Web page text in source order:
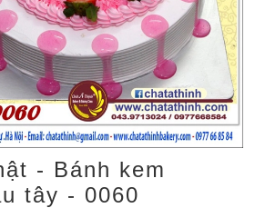
- Bánh kem
tây - 0060